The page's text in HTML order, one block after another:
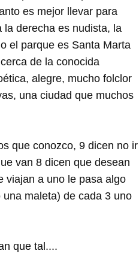
es mejor llevar para
la derecha es nudista, la
el parque es Santa Marta
de la conocida
alegre, mucho folclor
una ciudad que muchos
que conozco, 9 dicen no ir
van 8 dicen que desean
viajan a uno le pasa algo
maleta) de cada 3 uno
que tal....